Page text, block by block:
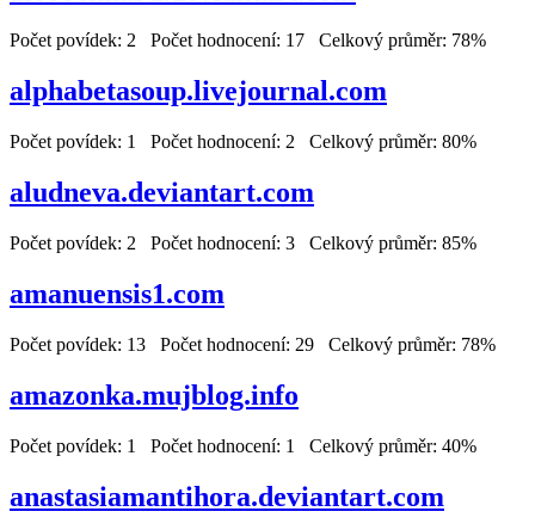
Počet povídek: 2 Počet hodnocení: 17 Celkový průměr: 78%
alphabetasoup.livejournal.com
Počet povídek: 1 Počet hodnocení: 2 Celkový průměr: 80%
aludneva.deviantart.com
Počet povídek: 2 Počet hodnocení: 3 Celkový průměr: 85%
amanuensis1.com
Počet povídek: 13 Počet hodnocení: 29 Celkový průměr: 78%
amazonka.mujblog.info
Počet povídek: 1 Počet hodnocení: 1 Celkový průměr: 40%
anastasiamantihora.deviantart.com